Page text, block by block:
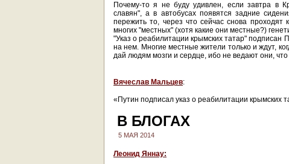
Почему-то я не буду удивлен, если завтра в
славян", а в автобусах появятся задние
пережить то, через что сейчас снова
многих "местных" (хотя какие они местные?)
"Указ о реабилитации крымских татар" подписан
на нем. Многие местные жители только и ждут,
дай людям мозги и сердце, ибо не ведают они,
Вячеслав Мальцев:
«Путин подписал указ о реабилитации крымских
В БЛОГАХ
5 МАЯ 2014
Леонид Яннау: